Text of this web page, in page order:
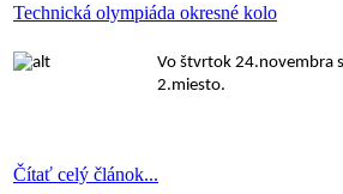
Technická olympiáda okresné kolo
Vo štvrtok 24.novembra
2.miesto.
Čítať celý článok...